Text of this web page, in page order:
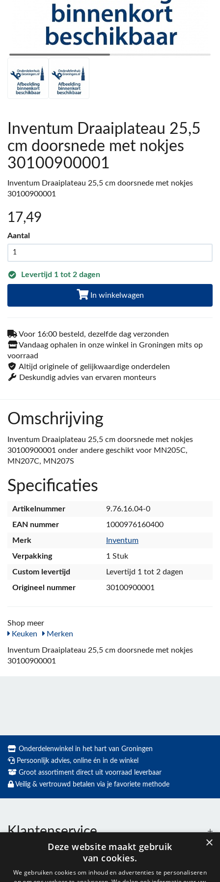
Inventum Draaiplateau 25,5
cm doorsnede met nokjes
30100900001
Inventum Draaiplateau 25,5 cm doorsnede met nokjes
30100900001
17,49
Aantal
Levertijd 1 tot 2 dagen
In winkelwagen
Voor 16:00 besteld, dezelfde dag verzonden
Vandaag ophalen in onze winkel in Groningen mits op
voorraad
Altijd originele of gelijkwaardige onderdelen
Deskundig advies van ervaren monteurs
Omschrijving
Inventum Draaiplateau 25,5 cm doorsnede met nokjes
30100900001 onder andere geschikt voor MN205C,
MN207C, MN207S
Specificaties
Artikelnummer
9.76.16.04-0
EAN nummer
1000976160400
Merk
Inventum
Verpakking
1 Stuk
Custom levertijd
Levertijd 1 tot 2 dagen
Origineel nummer
30100900001
Shop meer
Keuken
Merken
Inventum Draaiplateau 25,5 cm doorsnede met nokjes
30100900001
Onderdelenwinkel in het hart van Groningen
Persoonlijk advies, online én in de winkel
Groot assortiment direct uit voorraad leverbaar
Veilig & vertrouwd betalen via je favoriete methode
Klantenservice
×
Deze website maakt gebruik
van cookies.
We gebruiken cookies om inhoud en advertenties te personaliseren